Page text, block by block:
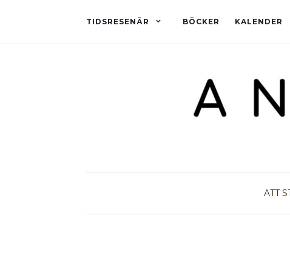
TIDSRESENÄR BÖCKER KALENDER
ATT